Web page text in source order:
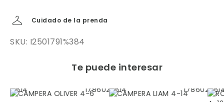
Cuidado de la prenda
SKU: I2501791%384
Te puede interesar